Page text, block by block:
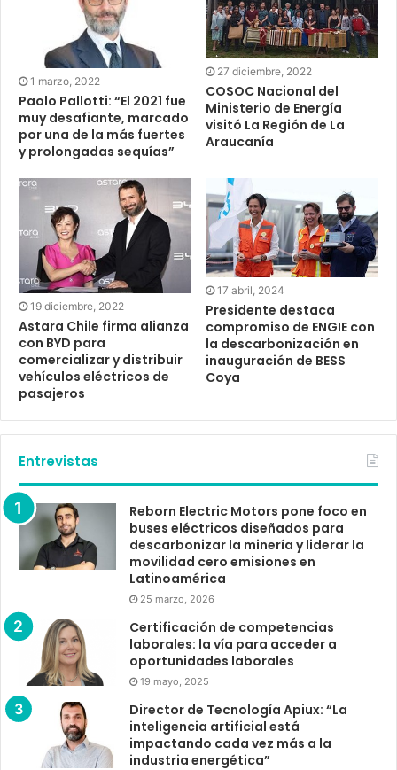
1 marzo, 2022
Paolo Pallotti: “El 2021 fue
muy desafiante, marcado
por una de la más fuertes
y prolongadas sequías”
27 diciembre, 2022
COSOC Nacional del
Ministerio de Energía
visitó La Región de La
Araucanía
19 diciembre, 2022
Astara Chile firma alianza
con BYD para
comercializar y distribuir
vehículos eléctricos de
pasajeros
17 abril, 2024
Presidente destaca
compromiso de ENGIE con
la descarbonización en
inauguración de BESS
Coya
Entrevistas
Reborn Electric Motors pone foco en
buses eléctricos diseñados para
descarbonizar la minería y liderar la
movilidad cero emisiones en
Latinoamérica
25 marzo, 2026
Certificación de competencias
laborales: la vía para acceder a
oportunidades laborales
19 mayo, 2025
Director de Tecnología Apiux: “La
inteligencia artificial está
impactando cada vez más a la
industria energética”